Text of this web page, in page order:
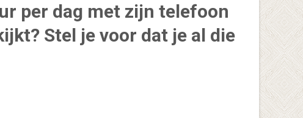
per dag met zijn telefoon
Stel je voor dat je al die